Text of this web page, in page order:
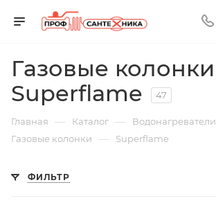
Газовые колонки
Superflame
47
Главная — Каталог — Водонагреватели
Газовые колонки — Superflame
ФИЛЬТР